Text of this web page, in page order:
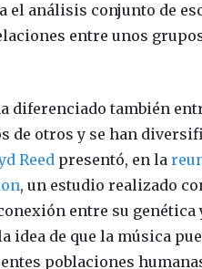
análisis conjunto de
entre unos
diferenciado también
de otros y se han
Reed presentó, en la
, un estudio realizado
entre su genética
idea de que la música
poblaciones